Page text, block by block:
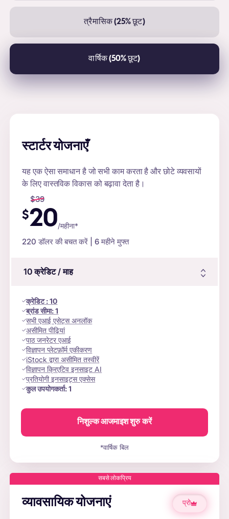
त्रैमासिक (25% छूट)
वार्षिक (50% छूट)
स्टार्टर योजनाएँ
यह एक ऐसा समाधान है जो सभी काम करता है और छोटे व्यवसायों
के लिए वास्तविक विकास को बढ़ावा देता है।
$39
$20/महीना*
220 डॉलर की बचत करें | 6 महीने मुफ्त
10क्रेडिट/ माह
क्रेडिट:10
ब्रांड सीमा:1
सभी एआई एसेट्स अनलॉक
असीमित पीढ़ियां
पाठ जनरेटर एआई
विज्ञापन प्लेटफ़ॉर्म एकीकरण
iStock द्वारा असीमित तस्वीरें
विज्ञापन क्रिएटिव इनसाइट AI
प्रतियोगी इनसाइट्स एक्सेस
कुल उपयोगकर्ता:1
निशुल्क आजमाइश शुरु करें
*वार्षिक बिल
सबसे लोकप्रिय
व्यावसायिक योजनाएं प्रो